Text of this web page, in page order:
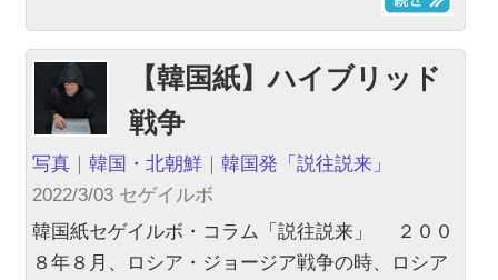
【韓国紙】ハイブリッド
戦争
写真 ｜韓国・北朝鮮 ｜韓国発「説往説来」
2022/3/03 セゲイルボ
韓国紙セゲイルボ・コラム「説往説来」 ２００
８年８月、ロシア・ジョージア戦争の時、ロシア